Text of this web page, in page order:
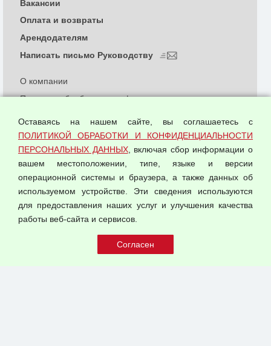
© 2026 ООО "Феникс"
О компании
Политика обработки и конфиденциальности
Согласием на обработку персональных данных
Оферта оптовой купли-продажи
Публичная оферта
Вакансии
Оплата и возвраты
Арендодателям
Написать письмо Руководству
Оставаясь на нашем сайте, вы соглашаетесь с
ПОЛИТИКОЙ ОБРАБОТКИ И КОНФИДЕНЦИАЛЬНОСТИ
ПЕРСОНАЛЬНЫХ ДАННЫХ, включая сбор информации о
вашем местоположении, типе, языке и версии
операционной системы и браузера, а также данных об
используемом устройстве. Эти сведения используются
для предоставления наших услуг и улучшения качества
работы веб-сайта и сервисов.